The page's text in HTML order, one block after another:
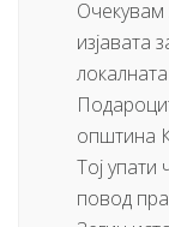
Очекувам
изјавата
општина
Тој упати
повод